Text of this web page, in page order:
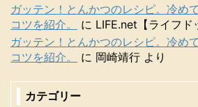
ガッテン！とんかつのレシピ。冷め
コツを紹介。
に LIFE.net【ライフド
ガッテン！とんかつのレシピ。冷め
コツを紹介。
に 岡崎靖行 より
カテゴリー